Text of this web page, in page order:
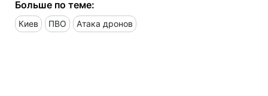
Больше по теме:
Киев ПВО Атака дронов